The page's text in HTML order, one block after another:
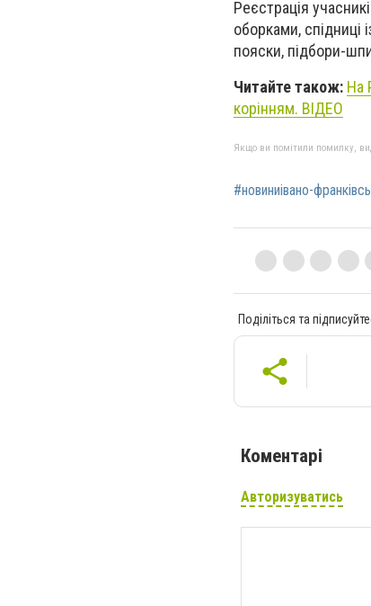
Реєстрація
оборками, спідниці
пояски, підбори-
Читайте також: На
корінням. ВІДЕО
Якщо ви помітили помилку,
#новиниівано-
Поділіться та
Коментарі
Авторизуватись